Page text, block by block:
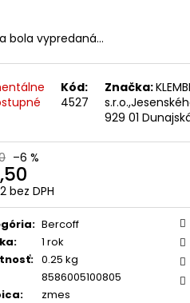
bola vypredaná…
Kód:
4527
Značka:
929 01
–6 %
bez DPH
: Bercoff
:
1 rok
: 0.25 kg
8586005100805
:
zmes